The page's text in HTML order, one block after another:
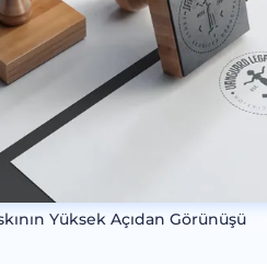
Yüksek Açıdan Görünüşü